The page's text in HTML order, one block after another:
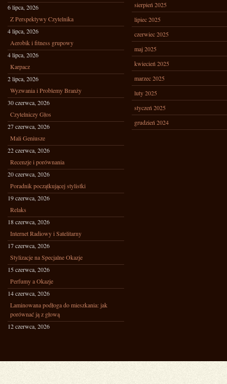
6 lipca, 2026
Z Perspektywy Czytelnika
4 lipca, 2026
Aerobik i fitness grupowy
4 lipca, 2026
Karpacz
2 lipca, 2026
Wyzwania i Problemy Branży
30 czerwca, 2026
Czytelniczy Głos
27 czerwca, 2026
Mali Geniusze
22 czerwca, 2026
Recenzje i porównania
20 czerwca, 2026
Poradnik początkującej stylistki
19 czerwca, 2026
Relaks
18 czerwca, 2026
Internet Radiowy i Satelitarny
17 czerwca, 2026
Stylizacje na Specjalne Okazje
15 czerwca, 2026
Perfumy a Okazje
14 czerwca, 2026
Laminowana podłoga do mieszkania: jak
porównać ją z głową
12 czerwca, 2026
sierpień 2025
lipiec 2025
czerwiec 2025
maj 2025
kwiecień 2025
marzec 2025
luty 2025
styczeń 2025
grudzień 2024